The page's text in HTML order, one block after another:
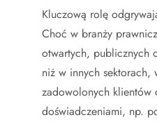
Kluczową rolę
Choć w branży
otwartych, publicznych
niż w innych sektorach,
zadowolonych klientów
doświadczeniami, np.